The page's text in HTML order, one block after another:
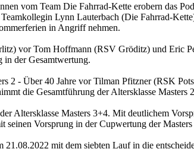
vom Team Die Fahrrad-Kette erobern das
Lynn Lauterbach (Die Fahrrad-
in Angriff nehmen.
vor Tom Hoffmann (RSV Gröditz) und Eric
in der Gesamtwertung.
2 - Über 40 Jahre vor Tilman Pfitzner (RSK
die Gesamtführung der Altersklasse Masters
Altersklasse Masters 3+4. Mit deutlichem
Vorsprung in der Cupwertung der
mit dem siebten Lauf in die